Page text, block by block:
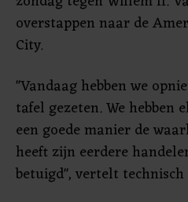
overstappen naar de
City.
"Vandaag hebben we
tafel gezeten. We hebben
een goede manier de
heeft zijn eerdere
betuigd", vertelt